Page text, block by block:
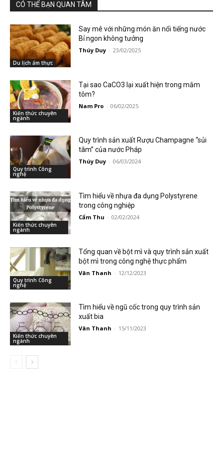
CÓ THỂ BẠN QUAN TÂM
Du lịch ẩm thực
Say mê với những món ăn nổi tiếng nước
Bỉ ngon không tưởng
Thúy Duy - 23/02/2025
Kiến thức chuyên
ngành
Tại sao CaCO3 lại xuất hiện trong mắm
tôm?
Nam Pro - 06/02/2025
Quy trình Công
nghệ
Quy trình sản xuất Rượu Champagne “sủi
tâm” của nước Pháp
Thúy Duy - 06/03/2024
Kiến thức chuyên
ngành
Tìm hiểu về nhựa đa dụng Polystyrene
trong công nghiệp
Cẩm Thu - 02/02/2024
Quy trình Công
nghệ
Tổng quan về bột mì và quy trình sản xuất
bột mì trong công nghệ thực phẩm
Vân Thanh - 12/12/2023
Kiến thức chuyên
ngành
Tìm hiểu về ngũ cốc trong quy trình sản
xuất bia
Vân Thanh - 15/11/2023